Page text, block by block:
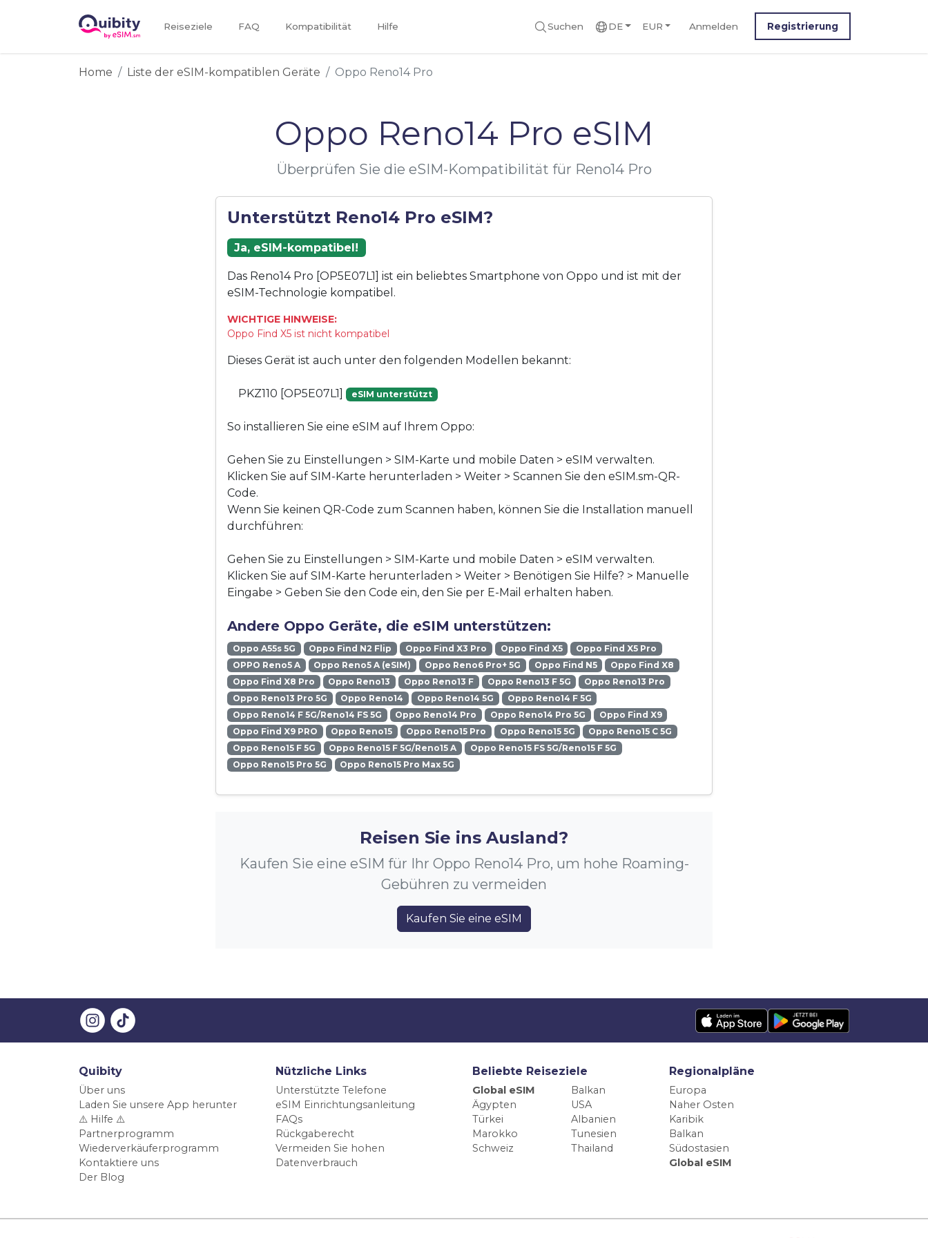
Reiseziele FAQ Kompatibilität Hilfe Suchen DE EUR Anmelden Registrierung
Home Liste der eSIM-kompatiblen Geräte Oppo Reno14 Pro
Oppo Reno14 Pro eSIM
Überprüfen Sie die eSIM-Kompatibilität für Reno14 Pro
Unterstützt Reno14 Pro eSIM?
Ja, eSIM-kompatibel!
Das Reno14 Pro [OP5E07L1] ist ein beliebtes Smartphone von Oppo und ist mit der
eSIM-Technologie kompatibel.
WICHTIGE HINWEISE:
Oppo Find X5 ist nicht kompatibel
Dieses Gerät ist auch unter den folgenden Modellen bekannt:
PKZ110 [OP5E07L1] eSIM unterstützt
So installieren Sie eine eSIM auf Ihrem Oppo:
Gehen Sie zu Einstellungen > SIM-Karte und mobile Daten > eSIM verwalten.
Klicken Sie auf SIM-Karte herunterladen > Weiter > Scannen Sie den eSIM.sm-QR-
Code.
Wenn Sie keinen QR-Code zum Scannen haben, können Sie die Installation manuell
durchführen:
Gehen Sie zu Einstellungen > SIM-Karte und mobile Daten > eSIM verwalten.
Klicken Sie auf SIM-Karte herunterladen > Weiter > Benötigen Sie Hilfe? > Manuelle
Eingabe > Geben Sie den Code ein, den Sie per E-Mail erhalten haben.
Andere Oppo Geräte, die eSIM unterstützen:
Oppo A55s 5G Oppo Find N2 Flip Oppo Find X3 Pro Oppo Find X5
Oppo Find X5 Pro
OPPO Reno5 A
Oppo Reno5 A (eSIM) Oppo Reno6 Pro+ 5G Oppo Find N5
Oppo Find X8
Oppo Find X8 Pro
Oppo Reno13 Oppo Reno13 F Oppo Reno13 F 5G
Oppo Reno13 Pro
Oppo Reno13 Pro 5G
Oppo Reno14 Oppo Reno14 5G
Oppo Reno14 F 5G
Oppo Reno14 F 5G/Reno14 FS 5G
Oppo Reno14 Pro Oppo Reno14 Pro 5G
Oppo Find X9
Oppo Find X9 PRO
Oppo Reno15 Oppo Reno15 Pro Oppo Reno15 5G
Oppo Reno15 C 5G
Oppo Reno15 F 5G
Oppo Reno15 F 5G/Reno15 A
Oppo Reno15 FS 5G/Reno15 F 5G
Oppo Reno15 Pro 5G
Oppo Reno15 Pro Max 5G
Reisen Sie ins Ausland?
Kaufen Sie eine eSIM für Ihr Oppo Reno14 Pro, um hohe Roaming-
Gebühren zu vermeiden
Kaufen Sie eine eSIM
Quibity
Über uns
Laden Sie unsere App herunter
⚠️ Hilfe ⚠️
Partnerprogramm
Wiederverkäuferprogramm
Kontaktiere uns
Der Blog
Nützliche Links
Unterstützte Telefone
eSIM Einrichtungsanleitung
FAQs
Rückgaberecht
Vermeiden Sie hohen
Datenverbrauch
Beliebte Reiseziele
Global eSIM
Balkan
Ägypten
USA
Türkei
Albanien
Marokko
Tunesien
Schweiz
Thailand
Regionalpläne
Europa
Naher Osten
Karibik
Balkan
Südostasien
Global eSIM